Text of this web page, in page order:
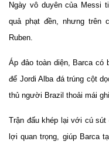
Ngày vô duyên của Messi
quả phạt đền, nhưng trên
Ruben.
Áp đảo toàn diện, Barca
để Jordi Alba đá trúng cột
thủ người Brazil thoải mái
Trận đấu khép lại với cú
lợi quan trọng, giúp Barca